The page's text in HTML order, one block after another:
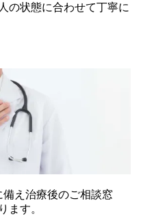
の状態に合わせて丁寧に
え治療後のご相談窓
ます。